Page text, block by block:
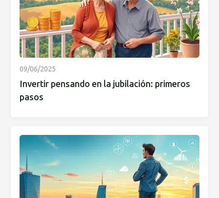
09/06/2025
Invertir pensando en la jubilación: primeros
pasos